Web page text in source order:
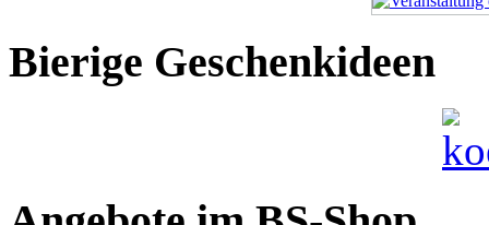
Bierige Geschenkideen